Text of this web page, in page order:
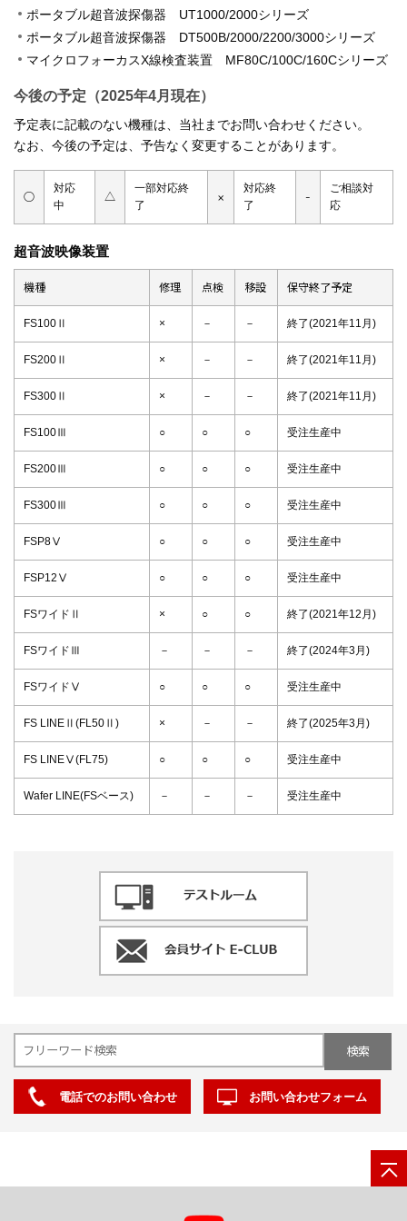
ポータブル超音波探傷器 UT1000/2000シリーズ
ポータブル超音波探傷器 DT500B/2000/2200/3000シリーズ
マイクロフォーカスX線検査装置 MF80C/100C/160Cシリーズ
今後の予定（2025年4月現在）
予定表に記載のない機種は、当社までお問い合わせください。
なお、今後の予定は、予告なく変更することがあります。
○
対応
中
△
一部対応終
了
×
対応終
了
-
ご相談対
応
超音波映像装置
機種 修理 点検 移設 保守終了予定
FS100Ⅱ × － － 終了(2021年11月)
FS200Ⅱ × － － 終了(2021年11月)
FS300Ⅱ × － － 終了(2021年11月)
FS100Ⅲ ○ ○ ○ 受注生産中
FS200Ⅲ ○ ○ ○ 受注生産中
FS300Ⅲ ○ ○ ○ 受注生産中
FSP8Ⅴ ○ ○ ○ 受注生産中
FSP12Ⅴ ○ ○ ○ 受注生産中
FSワイドⅡ × ○ ○ 終了(2021年12月)
FSワイドⅢ － － － 終了(2024年3月)
FSワイドⅤ ○ ○ ○ 受注生産中
FS LINEⅡ(FL50Ⅱ) × － － 終了(2025年3月)
FS LINEⅤ(FL75) ○ ○ ○ 受注生産中
Wafer LINE(FSベース) － － － 受注生産中
電話でのお問い合わせ お問い合わせフォーム